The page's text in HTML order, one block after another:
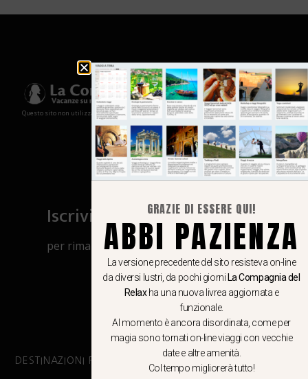
Questo sito non utilizza cookies e non memorizza in alcun modo le tue informazioni
Iscriviti al canale Whatsapp
per rimanere aggiornato su viaggi, eventi
e notizie!
CLICCA QUI
DESTINAZIONI PRINCIPALI
GRAZIE DI ESSERE QUI!
ABBI PAZIENZA
La versione precedente del sito resisteva on-line
da diversi lustri, da pochi giorni La Compagnia del
Relaxha una nuova livrea aggiornata e
funzionale.
Al momento è ancora disordinata, come per
magia sono tornati on-line viaggi con vecchie
date e altre amenità.
Col tempo migliorerà tutto!